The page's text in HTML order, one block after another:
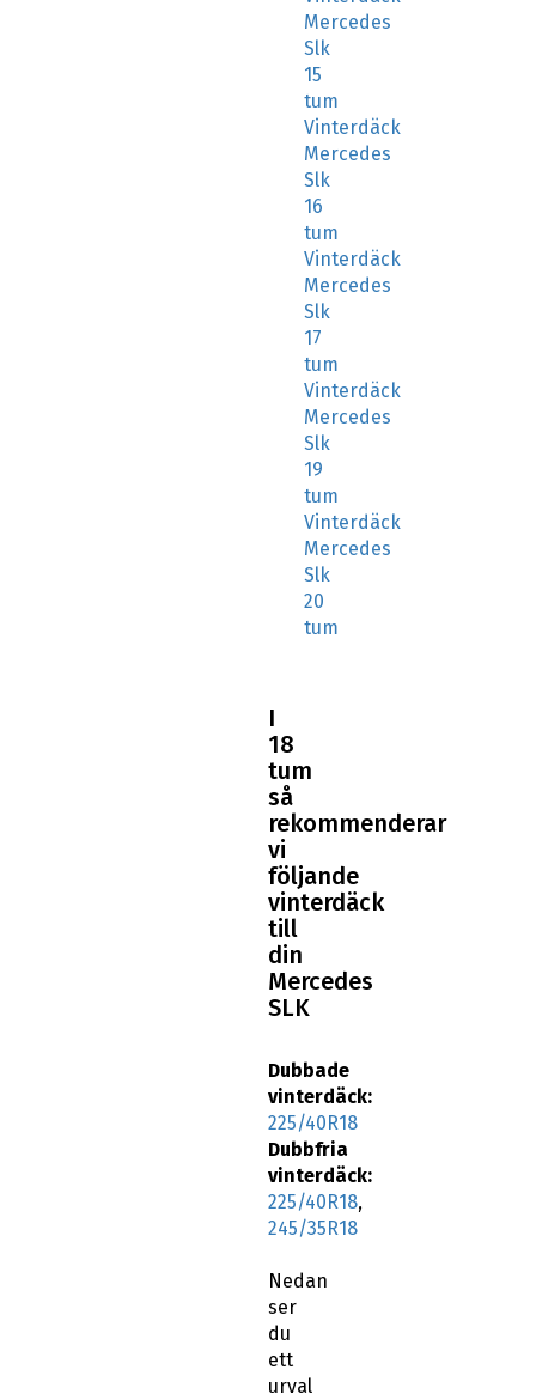
Mercedes
Slk
15
tum
Vinterdäck
Mercedes
Slk
16
tum
Vinterdäck
Mercedes
Slk
17
tum
Vinterdäck
Mercedes
Slk
19
tum
Vinterdäck
Mercedes
Slk
20
tum
I
18
tum
så
rekommenderar
vi
följande
vinterdäck
till
din
Mercedes
SLK
Dubbade
vinterdäck:
225/40R18
Dubbfria
vinterdäck:
225/40R18,
245/35R18
Nedan
ser
du
ett
urval